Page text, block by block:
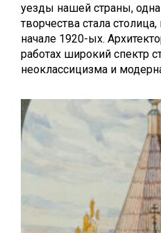
уезды нашей страны,
творчества стала
начале 1920-ых.
работах широкий спектр
неоклассицизма и